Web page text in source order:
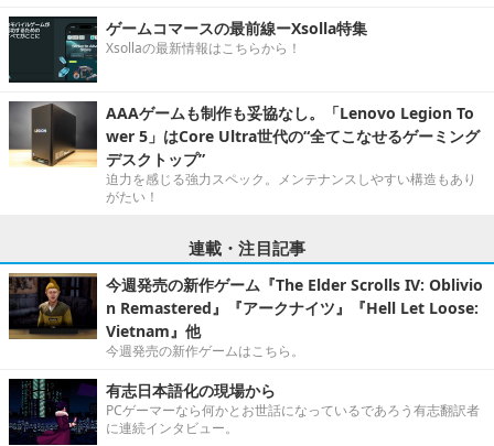
ゲームコマースの最前線ーXsolla特集
Xsollaの最新情報はこちらから！
AAAゲームも制作も妥協なし。「Lenovo Legion To
wer 5」はCore Ultra世代の“全てこなせるゲーミング
デスクトップ”
迫力を感じる強力スペック。メンテナンスしやすい構造もあり
がたい！
連載・注目記事
今週発売の新作ゲーム『The Elder Scrolls IV: Oblivio
n Remastered』『アークナイツ』『Hell Let Loose:
Vietnam』他
今週発売の新作ゲームはこちら。
有志日本語化の現場から
PCゲーマーなら何かとお世話になっているであろう有志翻訳者
に連続インタビュー。